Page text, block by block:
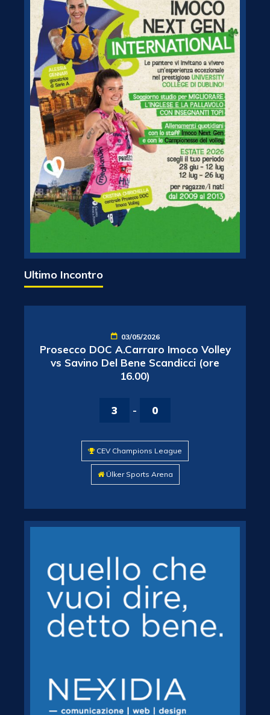
Ultimo Incontro
03/05/2026
Prosecco DOC A.Carraro Imoco Volley
vs Savino Del Bene Scandicci (ore
16.00)
3 - 0
CEV Champions League
Ülker Sports Arena